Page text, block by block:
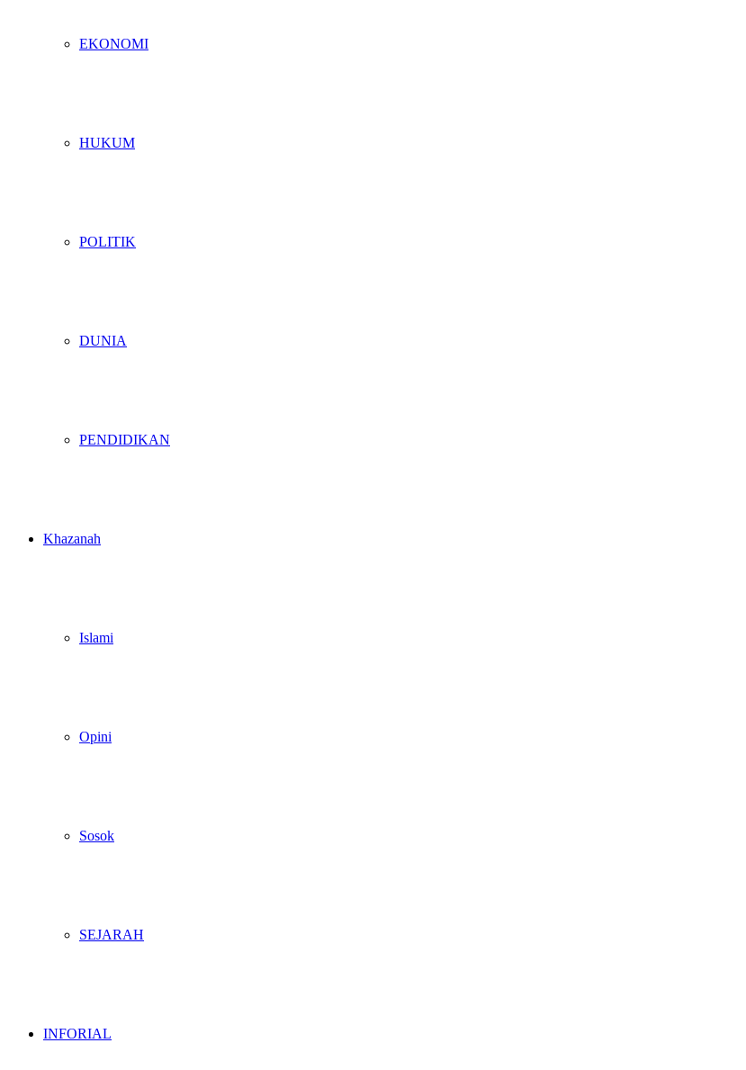
EKONOMI
HUKUM
POLITIK
DUNIA
PENDIDIKAN
Khazanah
Islami
Opini
Sosok
SEJARAH
INFORIAL